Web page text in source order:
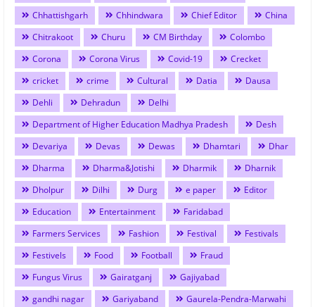
Chhattishgarh
Chhindwara Chief Editor
China
Chitrakoot
Churu CM Birthday
Colombo
Corona
Corona Virus Covid-19
Crecket
cricket
crime Cultural Datia
Dausa
Dehli
Dehradun
Delhi
Department of Higher Education Madhya Pradesh
Desh
Devariya
Devas Dewas Dhamtari
Dhar
Dharma
Dharma&Jotishi Dharmik
Dharnik
Dholpur
Dilhi Durg e paper
Editor
Education
Entertainment
Faridabad
Farmers Services
Fashion Festival
Festivals
Festivels
Food Football
Fraud
Fungus Virus
Gairatganj
Gajiyabad
gandhi nagar
Gariyaband Gaurela-Pendra-Marwahi